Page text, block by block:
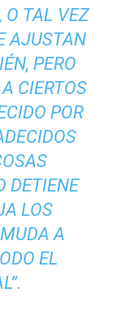
O TAL VEZ
AJUSTAN
PERO
CIERTOS
POR
DETIENE
LOS
A
EL